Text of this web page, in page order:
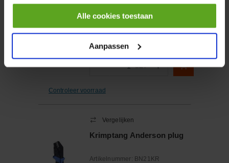
Alle cookies toestaan
Aanpassen
Artikelnummer:8097740FPT
Merknaam:FPT Industrial
− Aantal
SET +
Controleer voorraad
Vergelijken
Krimptang Anderson plug
Artikelnummer: BN21KR